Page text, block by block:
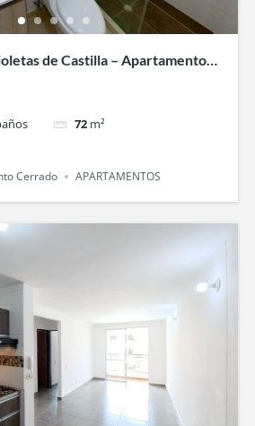
de Castilla – Apartamento
72 m²
Cerrado
APARTAMENTOS